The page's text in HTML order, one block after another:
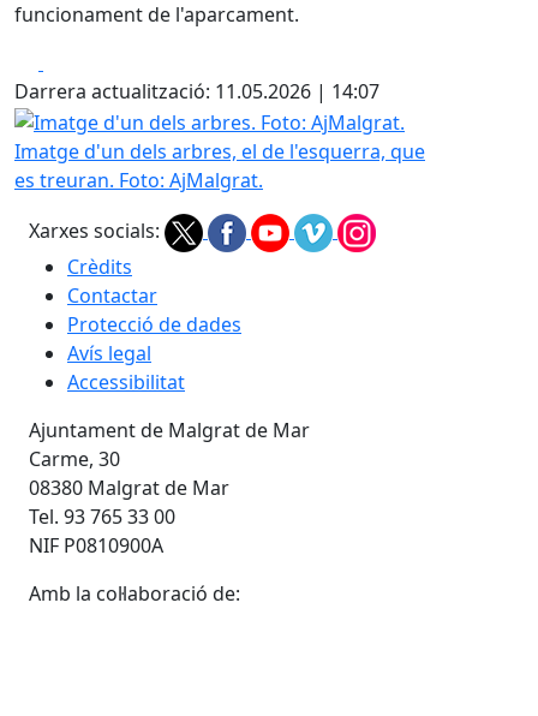
funcionament de l'aparcament.
Darrera actualització: 11.05.2026 | 14:07
Imatge d'un dels arbres. Foto: AjMalgrat.
Imatge d'un dels arbres, el de l'esquerra, que
es treuran. Foto: AjMalgrat.
Xarxes socials:
Crèdits
Contactar
Protecció de dades
Avís legal
Accessibilitat
Ajuntament de Malgrat de Mar
Carme, 30
08380 Malgrat de Mar
Tel. 93 765 33 00
NIF P0810900A
Amb la col·laboració de: